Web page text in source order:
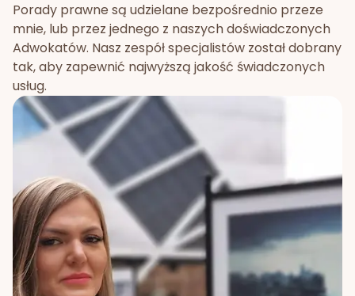
Porady prawne są udzielane bezpośrednio przeze
mnie, lub przez jednego z naszych doświadczonych
Adwokatów. Nasz zespół specjalistów został dobrany
tak, aby zapewnić najwyższą jakość świadczonych
usług.